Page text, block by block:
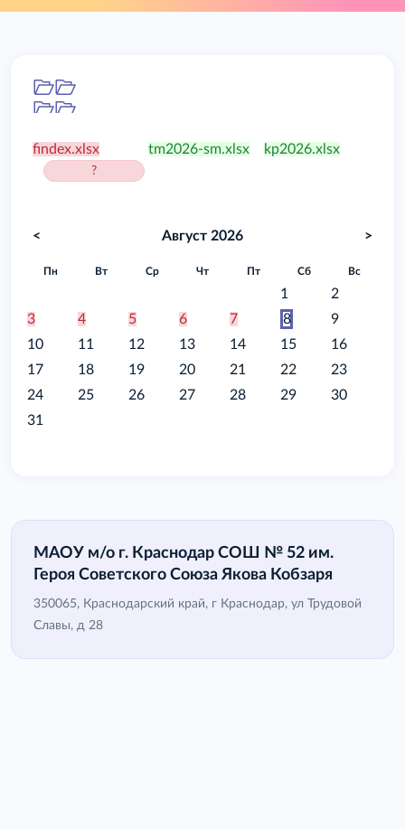
findex.xlsx
?
tm2026-sm.xlsx kp2026.xlsx
< Август 2026 >
Пн Вт Ср Чт Пт Сб Вс
1
2
3
4 5 6 7 8
9
10
11 12 13 14 15
16
17
18 19 20 21 22
23
24
25 26 27 28 29
30
31
МАОУ м/о г. Краснодар СОШ № 52 им.
Героя Советского Союза Якова Кобзаря
350065, Краснодарский край, г Краснодар, ул Трудовой
Славы, д 28